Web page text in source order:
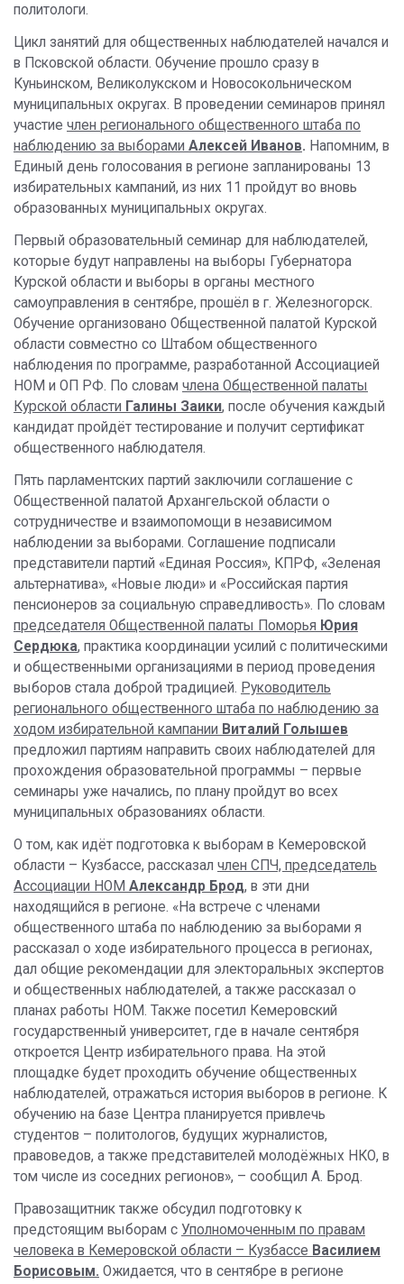
политологи.
Цикл занятий для общественных наблюдателей начался и
в Псковской области. Обучение прошло сразу в
Куньинском, Великолукском и Новосокольническом
муниципальных округах. В проведении семинаров принял
участие член регионального общественного штаба по
наблюдению за выборами Алексей Иванов. Напомним, в
Единый день голосования в регионе запланированы 13
избирательных кампаний, из них 11 пройдут во вновь
образованных муниципальных округах.
Первый образовательный семинар для наблюдателей,
которые будут направлены на выборы Губернатора
Курской области и выборы в органы местного
самоуправления в сентябре, прошёл в г. Железногорск.
Обучение организовано Общественной палатой Курской
области совместно со Штабом общественного
наблюдения по программе, разработанной Ассоциацией
НОМ и ОП РФ. По словам члена Общественной палаты
Курской области Галины Заики, после обучения каждый
кандидат пройдёт тестирование и получит сертификат
общественного наблюдателя.
Пять парламентских партий заключили соглашение с
Общественной палатой Архангельской области о
сотрудничестве и взаимопомощи в независимом
наблюдении за выборами. Соглашение подписали
представители партий «Единая Россия», КПРФ, «Зеленая
альтернатива», «Новые люди» и «Российская партия
пенсионеров за социальную справедливость». По словам
председателя Общественной палаты Поморья Юрия
Сердюка, практика координации усилий с политическими
и общественными организациями в период проведения
выборов стала доброй традицией. Руководитель
регионального общественного штаба по наблюдению за
ходом избирательной кампании Виталий Голышев
предложил партиям направить своих наблюдателей для
прохождения образовательной программы – первые
семинары уже начались, по плану пройдут во всех
муниципальных образованиях области.
О том, как идёт подготовка к выборам в Кемеровской
области – Кузбассе, рассказал член СПЧ, председатель
Ассоциации НОМ Александр Брод, в эти дни
находящийся в регионе. «На встрече с членами
общественного штаба по наблюдению за выборами я
рассказал о ходе избирательного процесса в регионах,
дал общие рекомендации для электоральных экспертов
и общественных наблюдателей, а также рассказал о
планах работы НОМ. Также посетил Кемеровский
государственный университет, где в начале сентября
откроется Центр избирательного права. На этой
площадке будет проходить обучение общественных
наблюдателей, отражаться история выборов в регионе. К
обучению на базе Центра планируется привлечь
студентов – политологов, будущих журналистов,
правоведов, а также представителей молодёжных НКО, в
том числе из соседних регионов», – сообщил А. Брод.
Правозащитник также обсудил подготовку к
предстоящим выборам с Уполномоченным по правам
человека в Кемеровской области – Кузбассе Василием
Борисовым. Ожидается, что в сентябре в регионе